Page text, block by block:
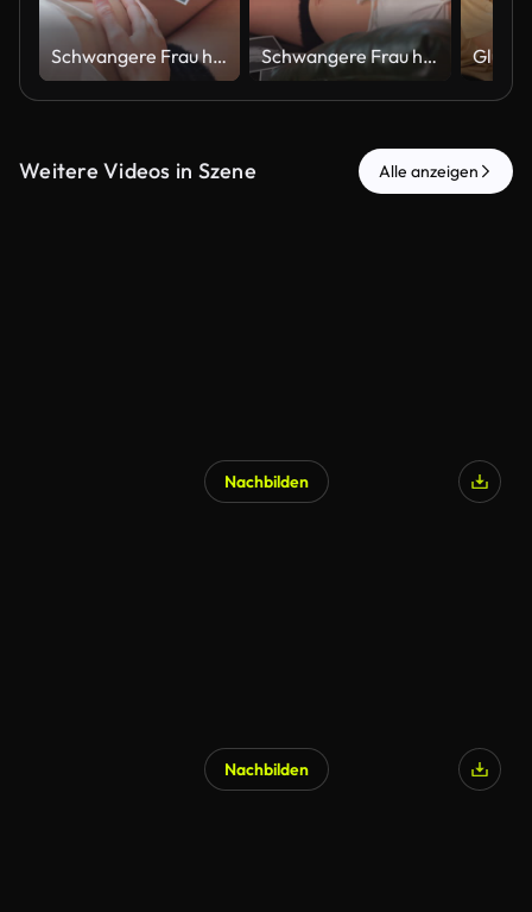
Schwangere Frau hält Baby-Ultraschallfotos zu Hause und betrachtet sie. Schwangere Frau hält Baby-Ultraschallfotos zu Hause und betrachtet sie.
Weitere Videos in Szene Alle anzeigen
Nachbilden
Nachbilden